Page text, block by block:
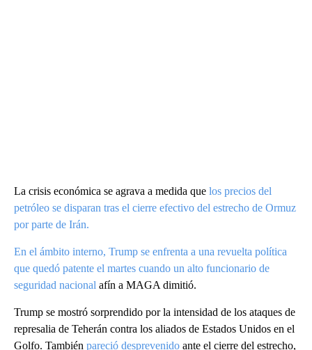
La crisis económica se agrava a medida que los precios del
petróleo se disparan tras el cierre efectivo del estrecho de Ormuz
por parte de Irán.
En el ámbito interno, Trump se enfrenta a una revuelta política
que quedó patente el martes cuando un alto funcionario de
seguridad nacional afín a MAGA dimitió.
Trump se mostró sorprendido por la intensidad de los ataques de
represalia de Teherán contra los aliados de Estados Unidos en el
Golfo. También pareció desprevenido ante el cierre del estrecho,